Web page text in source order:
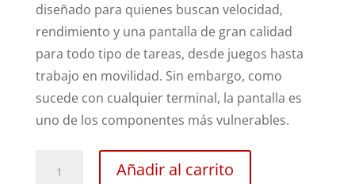
diseñado para quienes buscan velocidad,
rendimiento y una pantalla de gran calidad
para todo tipo de tareas, desde juegos hasta
trabajo en movilidad. Sin embargo, como
sucede con cualquier terminal, la pantalla es
uno de los componentes más vulnerables.
Añadir al carrito